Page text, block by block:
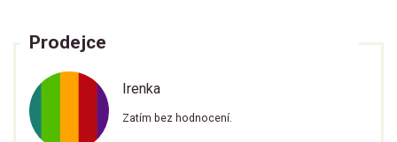
Prodejce
Irenka
Zatím bez hodnocení.